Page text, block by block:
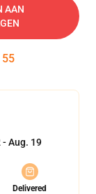
AAN
55
- Aug. 19
Delivered